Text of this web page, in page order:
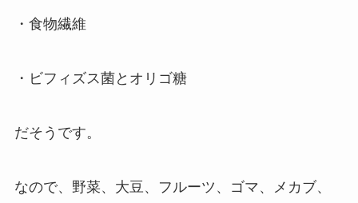
・食物繊維
・ビフィズス菌とオリゴ糖
だそうです。
なので、野菜、大豆、フルーツ、ゴマ、メカブ、